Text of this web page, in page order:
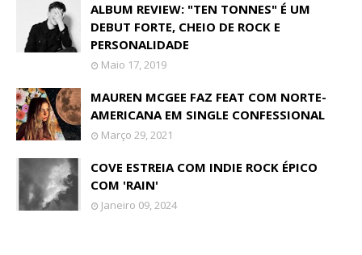
ALBUM REVIEW: "TEN TONNES" É UM
DEBUT FORTE, CHEIO DE ROCK E
PERSONALIDADE
Maio 17, 2019
MAUREN MCGEE FAZ FEAT COM NORTE-
AMERICANA EM SINGLE CONFESSIONAL
Março 29, 2021
COVE ESTREIA COM INDIE ROCK ÉPICO
COM 'RAIN'
Janeiro 09, 2024